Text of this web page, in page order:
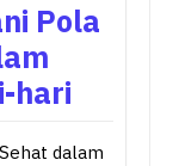
Pola
hari
dalam